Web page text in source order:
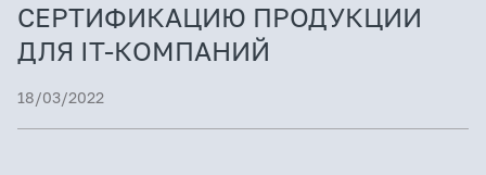
СЕРТИФИКАЦИЮ ПРОДУКЦИИ
ДЛЯ IТ-КОМПАНИЙ
18/03/2022